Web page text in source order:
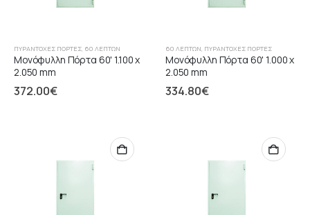
ΠΥΡΆΝΤΟΧΕΣ ΠΌΡΤΕΣ, 60 ΛΕΠΤΏΝ
Μονόφυλλη Πόρτα 60' 1.100 x
2.050 mm
372.00€
60 ΛΕΠΤΏΝ, ΠΥΡΆΝΤΟΧΕΣ ΠΌΡΤΕΣ
Μονόφυλλη Πόρτα 60' 1.000 x
2.050 mm
334.80€